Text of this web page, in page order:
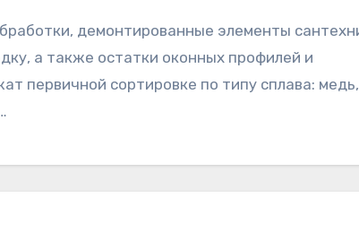
а также остатки оконных профилей и
первичной сортировке по типу сплава: медь,